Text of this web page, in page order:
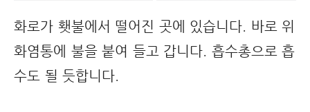
화로가 횃불에서 떨어진 곳에 있습니다. 바로 위
화염통에 불을 붙여 들고 갑니다. 흡수총으로 흡
수도 될 듯합니다.